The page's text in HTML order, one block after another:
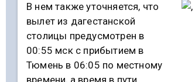
В нем также уточняется, что
вылет из дагестанской
столицы предусмотрен в
00:55 мск с прибытием в
Тюмень в 06:05 по местному